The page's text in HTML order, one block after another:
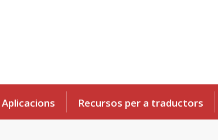
Aplicacions Recursos per a traductors